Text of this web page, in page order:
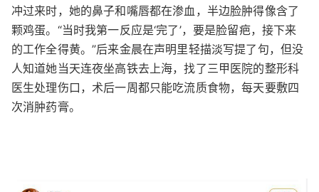
冲过来时，她的鼻子和嘴唇都在渗血，半边脸肿得像含了
颗鸡蛋。“当时我第一反应是‘完了’，要是脸留疤，接下来
的工作全得黄。”后来金晨在声明里轻描淡写提了句，但没
人知道她当天连夜坐高铁去上海，找了三甲医院的整形科
医生处理伤口，术后一周都只能吃流质食物，每天要敷四
次消肿药膏。